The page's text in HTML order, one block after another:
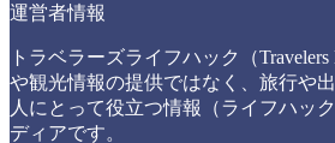
運営者情報
トラベラーズライフハック（
や観光情報の提供ではなく、旅行や
人にとって役立つ情報（ライフハッ
ディアです。